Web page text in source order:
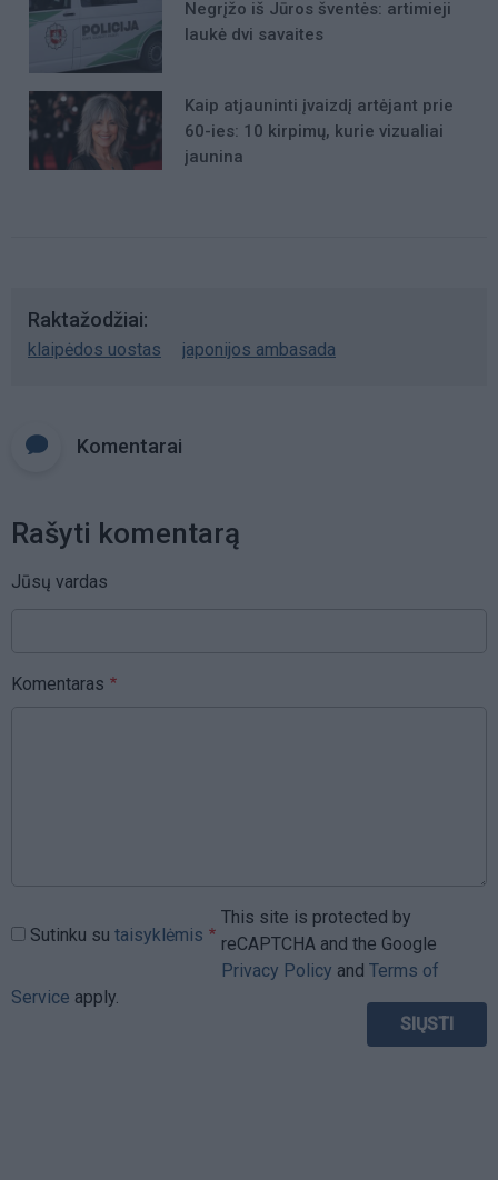
Negrįžo iš Jūros šventės: artimieji
laukė dvi savaites
Kaip atjauninti įvaizdį artėjant prie
60-ies: 10 kirpimų, kurie vizualiai
jaunina
Raktažodžiai
klaipėdos uostas japonijos ambasada
Komentarai
Rašyti komentarą
Jūsų vardas
Komentaras
Sutinku su taisyklėmis
This site is protected by
reCAPTCHA and the Google
Privacy Policy and Terms of
Service apply.